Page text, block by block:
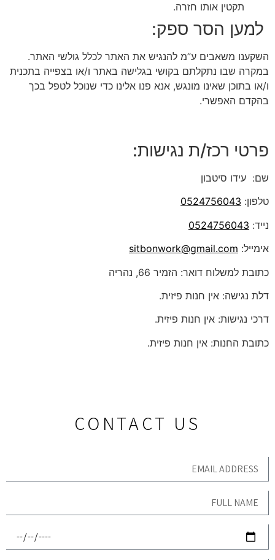
תקטין אותו חזרה.
למען הסר ספק:
השקענו משאבים ע”מ להנגיש את האתר לכלל גולשי האתר.
במקרה שבו נתקלתם בקושי בגלישה באתר ו/או בצפייה בתכנית
ו/או בתוכן שאינו מונגש, אנא פנו אלינו כדי שנוכל לטפל בכך
בהקדם האפשרי.
פרטי רכז/ת נגישות:
שם: עידו סיטבון
טלפון: 0524756043
נייד: 0524756043
אימייל: sitbonwork@gmail.com
כתובת למשלוח דואר: הזמיר 66, נהריה
דלת נגישה: אין חנות פיזית.
דרכי נגישות: אין חנות פיזית.
כתובת החנות: אין חנות פיזית.
CONTACT US